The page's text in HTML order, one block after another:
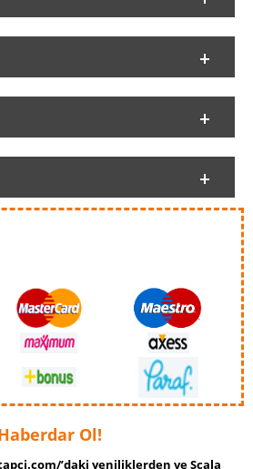
Ol!
’daki yeniliklerden ve Scala